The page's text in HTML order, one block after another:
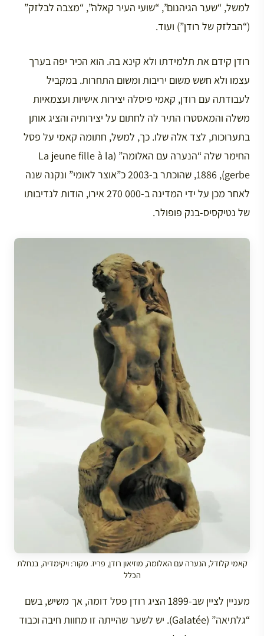
למשל, “שער הגיהנום”, “שועי העיר קאלה”, “מצבה לבלזק”
(“הבלזק של רודן”) ועוד.
רודן קידם את תלמידתו ולא קינא בה. הוא הכיר יפה בערך
עצמו ולא חשש משום יריבות ומשום התחרות. במקביל
לעבודתה עם רודן, קאמי פיסלה יצירות אישיות ועצמאיות
משלה והמאסטרו התיר לה לחתום על יצירותיה והציג אותן
בתערוכות, לצד אלה שלו. כך, למשל, חתומה קאמי על פסל
החימר שלה “הנערה עם האלומה” (La jeune fille à la
gerbe), 1886, שהוכתר ב-2003 כ”אוצר לאומי” ונקנה שנה
לאחר מכן על ידי המדינה ב-000 270 אירו, הודות לנדיבותו
של נטיקסיס-בנק פופולר.
קאמי קלודל, הנערה עם האלומה, מוזיאון רודן, פריז. מקור: ויקימדיה, בנחלת
הכלל
מעניין לציין שב-1899 הציג רודן פסל דומה, אך משיש, בשם
“גלתיאה” (Galatée). יש לשער שהייתה זו מחוות חיבה וכבוד